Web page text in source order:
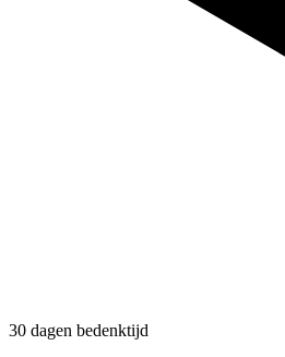
30 dagen bedenktijd